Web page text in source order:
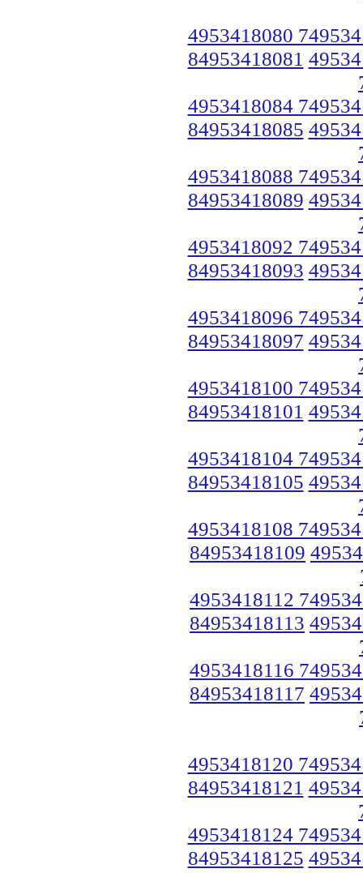
4953418080
84953418081
4953418084
84953418085
4953418088
84953418089
4953418092
84953418093
4953418096
84953418097
4953418100
84953418101
4953418104
84953418105
4953418108
84953418109
4953418112
84953418113
4953418116
84953418117
4953418120
84953418121
4953418124
84953418125